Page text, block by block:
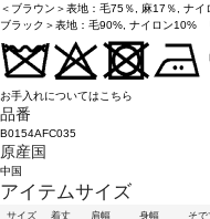
＜ブラウン＞表地：毛75％, 麻17％,
ブラック＞表地：毛90%, ナイロン
お手入れについてはこちら
品番
B0154AFC035
原産国
中国
アイテムサイズ
サイズ 着丈 肩幅 身幅 そで